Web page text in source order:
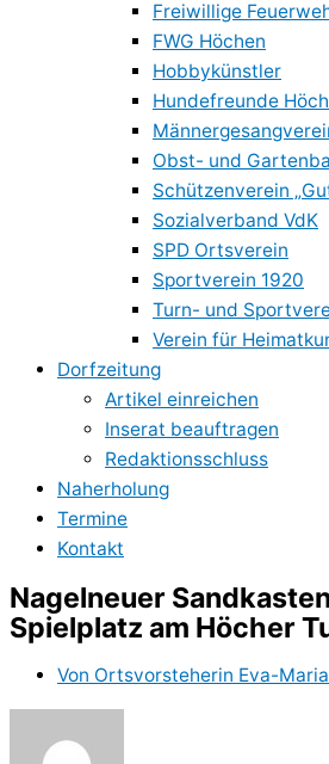
Freiwillige
FWG Höchen
Hobbykünstler
Hundefreunde
Obst- und
Schützenverein
Sozialverband VdK
SPD Ortsverein
Sportverein 1920
Turn- und
Verein für
Dorfzeitung
Artikel einreichen
Inserat beauftragen
Redaktionsschluss
Naherholung
Termine
Kontakt
Nagelneuer
Spielplatz am Höcher
Von Ortsvorsteherin Eva-